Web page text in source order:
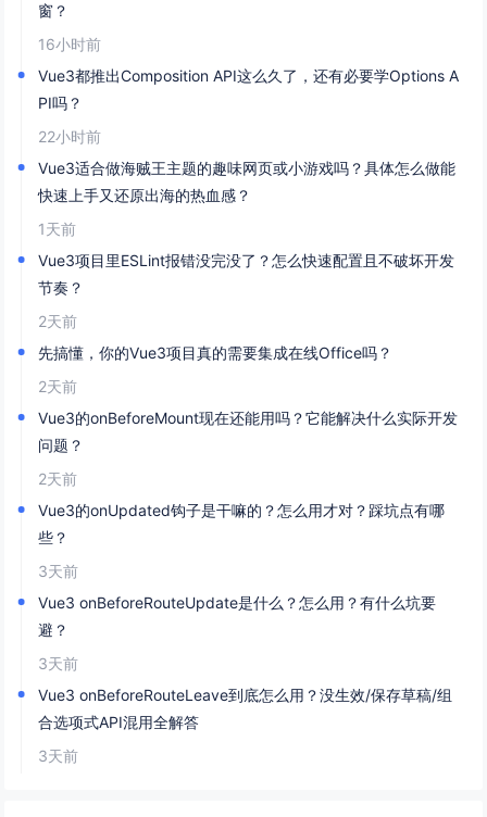
窗？
16小时前
Vue3都推出Composition API这么久了，还有必要学Options A
PI吗？
22小时前
Vue3适合做海贼王主题的趣味网页或小游戏吗？具体怎么做能
快速上手又还原出海的热血感？
1天前
Vue3项目里ESLint报错没完没了？怎么快速配置且不破坏开发
节奏？
2天前
先搞懂，你的Vue3项目真的需要集成在线Office吗？
2天前
Vue3的onBeforeMount现在还能用吗？它能解决什么实际开发
问题？
2天前
Vue3的onUpdated钩子是干嘛的？怎么用才对？踩坑点有哪
些？
3天前
Vue3 onBeforeRouteUpdate是什么？怎么用？有什么坑要
避？
3天前
Vue3 onBeforeRouteLeave到底怎么用？没生效/保存草稿/组
合选项式API混用全解答
3天前